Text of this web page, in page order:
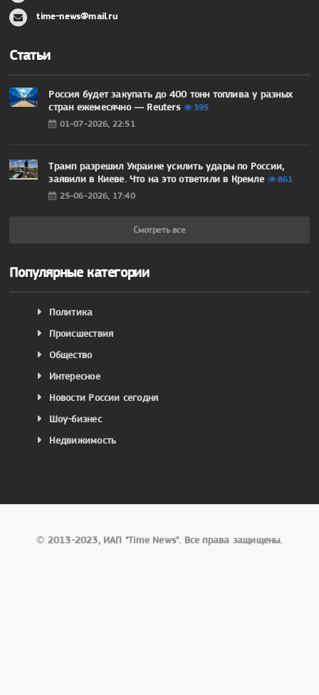
time-news@mail.ru
Статьи
Россия будет закупать до 400 тонн топлива у разных
стран ежемесячно — Reuters
395
01-07-2026, 22:51
Трамп разрешил Украине усилить удары по России,
заявили в Киеве. Что на это ответили в Кремле
861
25-06-2026, 17:40
Смотреть все
Популярные категории
Политика
Происшествия
Общество
Интересное
Новости России сегодня
Шоу-бизнес
Недвижимость
© 2013-2023, ИАП "Time News". Все права защищены.